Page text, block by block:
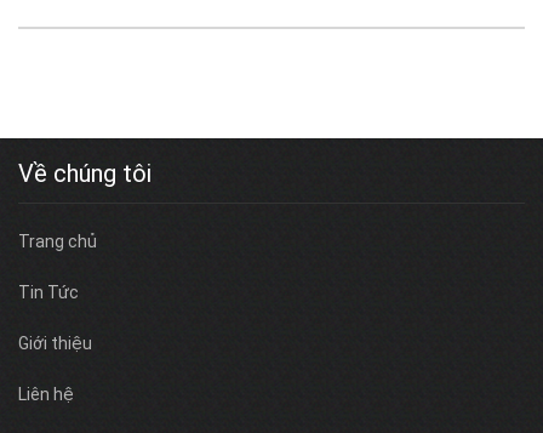
Về chúng tôi
Trang chủ
Tin Tức
Giới thiệu
Liên hệ